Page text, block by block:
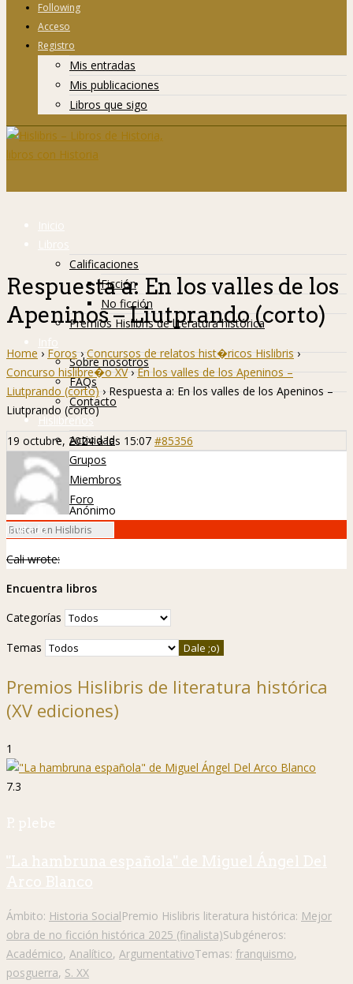
Following
Acceso
Registro
Mis entradas
Mis publicaciones
Libros que sigo
Inicio
Libros
Calificaciones
Ficción
No ficción
Premios Hislibris de literatura histórica
Info
Sobre nosotros
FAQs
Contacto
Hislibreños
Actividad
Grupos
Miembros
Foro
Respuesta a: En los valles de los
Apeninos – Liutprando (corto)
Home › Foros › Concursos de relatos hist�ricos Hislibris ›
Concurso hislibre�o XV › En los valles de los Apeninos –
Liutprando (corto) › Respuesta a: En los valles de los Apeninos –
Liutprando (corto)
19 octubre, 2024 a las 15:07 #85356
Anónimo
Invitado
Cali wrote:
Encuentra libros
Categorías
Temas
Premios Hislibris de literatura histórica
(XV ediciones)
1
7.3
P. plebe
"La hambruna española" de Miguel Ángel Del
Arco Blanco
Ámbito: Historia SocialPremio Hislibris literatura histórica: Mejor
obra de no ficción histórica 2025 (finalista)Subgéneros:
Académico, Analítico, ArgumentativoTemas: franquismo,
posguerra, S. XX